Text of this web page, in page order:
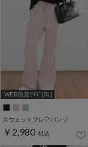
WEB限定ｻｲｽﾞ[3L]
スウェットフレアパンツ
￥2,980 税込